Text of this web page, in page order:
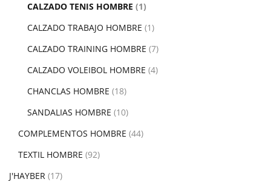
CALZADO TENIS HOMBRE (1)
CALZADO TRABAJO HOMBRE (1)
CALZADO TRAINING HOMBRE (7)
CALZADO VOLEIBOL HOMBRE (4)
CHANCLAS HOMBRE (18)
SANDALIAS HOMBRE (10)
COMPLEMENTOS HOMBRE (44)
TEXTIL HOMBRE (92)
J'HAYBER (17)